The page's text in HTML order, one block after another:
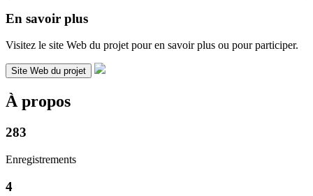
En savoir plus
Visitez le site Web du projet pour en savoir plus ou pour participer.
Site Web du projet
À propos
283
Enregistrements
4